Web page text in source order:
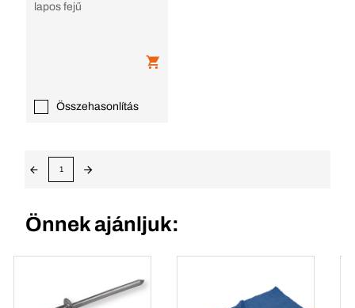
lapos fejű
Összehasonlítás
1
Önnek ajánljuk: